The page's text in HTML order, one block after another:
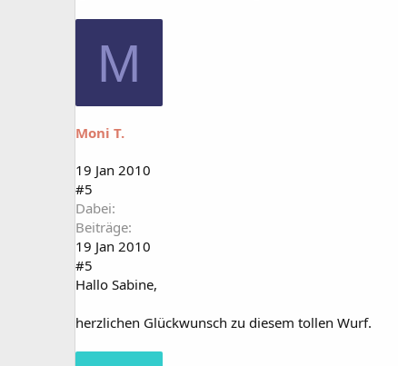
M
Moni T.
19 Jan 2010
#5
Dabei
Beiträge
19 Jan 2010
#5
Hallo Sabine,
herzlichen Glückwunsch zu diesem tollen Wurf.